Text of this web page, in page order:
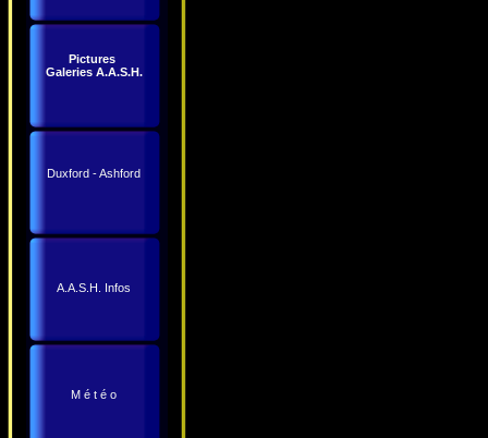
Pictures
Galeries A.A.S.H.
Duxford - Ashford
A.A.S.H. Infos
M é t é o